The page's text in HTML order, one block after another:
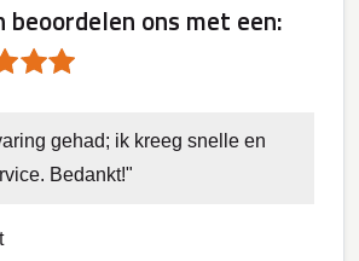
beoordelen ons met een:
gehad; ik kreeg snelle en
Bedankt!